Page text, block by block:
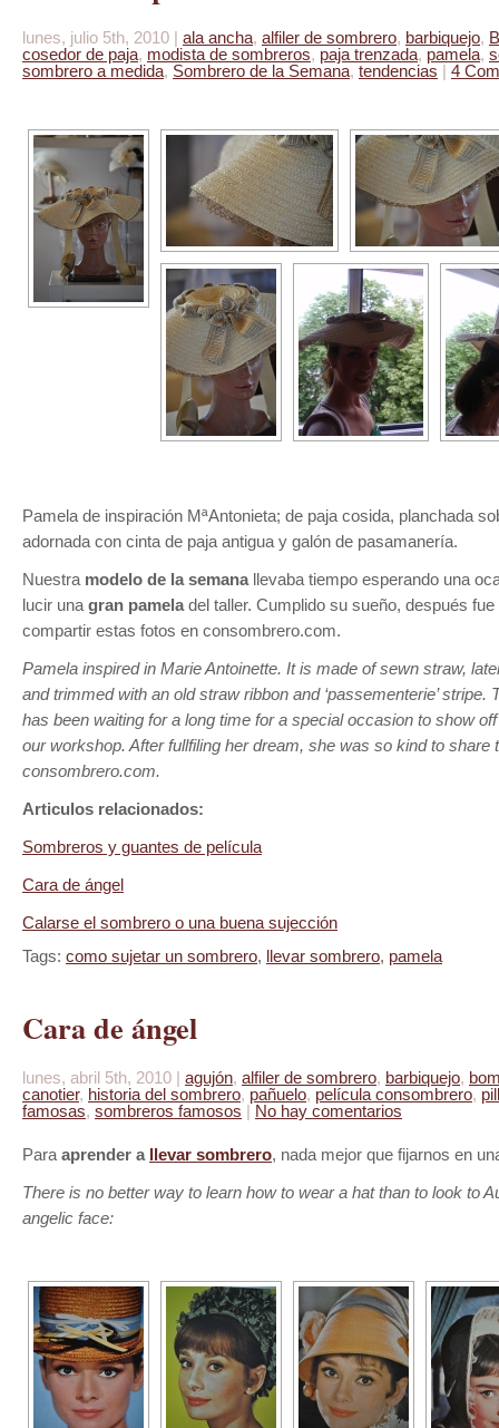
lunes, julio 5th, 2010 | ala ancha, alfiler de sombrero, barbiquejo,
cosedor de paja, modista de sombreros, paja trenzada, pamela,
sombrero a medida, Sombrero de la Semana, tendencias | 4
Pamela de inspiración MªAntonieta; de paja cosida, planchada
adornada con cinta de paja antigua y galón de pasamanería.
Nuestra modelo de la semana llevaba tiempo esperando una
lucir una gran pamela del taller. Cumplido su sueño, después
compartir estas fotos en consombrero.com.
Pamela inspired in Marie Antoinette. It is made of sewn straw,
and trimmed with an old straw ribbon and ‘passementerie’ stripe.
has been waiting for a long time for a special occasion to show
our workshop. After fullfiling her dream, she was so kind to share
consombrero.com.
Articulos relacionados:
Sombreros y guantes de película
Cara de ángel
Calarse el sombrero o una buena sujección
Tags: como sujetar un sombrero, llevar sombrero, pamela
Cara de ángel
lunes, abril 5th, 2010 | agujón, alfiler de sombrero, barbiquejo,
canotier, historia del sombrero, pañuelo, película consombrero,
famosas, sombreros famosos | No hay comentarios
Para aprender a llevar sombrero, nada mejor que fijarnos en
There is no better way to learn how to wear a hat than to look to
angelic face: